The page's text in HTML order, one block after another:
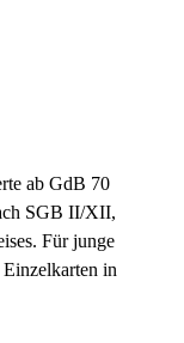
ab GdB 70
SGB II/XII,
Für junge
in